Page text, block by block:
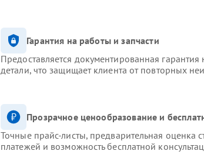
Гарантия на работы и запчасти
Предоставляется документированная
детали, что защищает клиента от повторных
Прозрачное ценообразование и
Точные прайс-листы, предварительная оценка
платежей и возможность бесплатной